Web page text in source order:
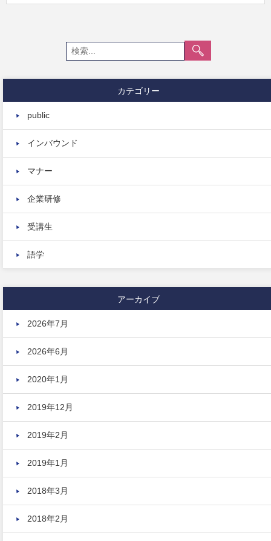
ー
カテゴリー
public
インバウンド
マナー
企業研修
受講生
語学
アーカイブ
2026年7月
2026年6月
2020年1月
2019年12月
2019年2月
2019年1月
2018年3月
2018年2月